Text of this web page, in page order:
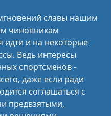
славы нашим
чиновникам
идти и на некоторые
Ведь интересы
спортсменов -
даже если ради
соглашаться с
предвзятыми,